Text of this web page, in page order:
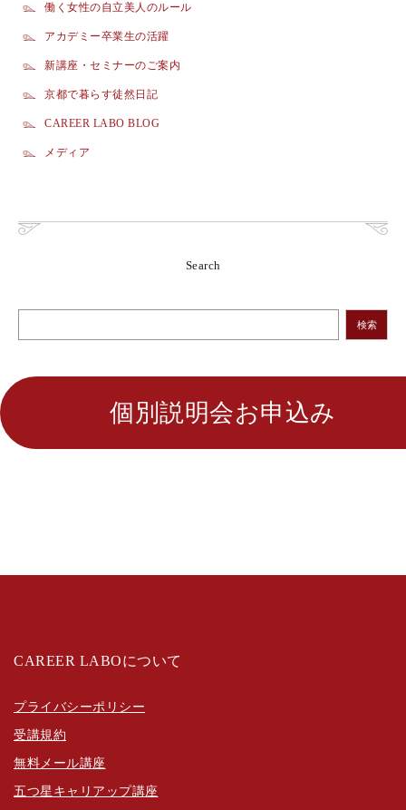
働く女性の自立美人のルール
アカデミー卒業生の活躍
新講座・セミナーのご案内
京都で暮らす徒然日記
CAREER LABO BLOG
メディア
Search
検索
個別説明会お申込み
CAREER LABOについて
プライバシーポリシー
受講規約
無料メール講座
五つ星キャリアップ講座